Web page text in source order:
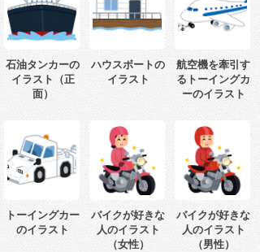
石油タンカーの
イラスト（正
面）
ハウスボートの
イラスト
航空機を牽引す
るトーイングカ
ーのイラスト
トーイングカー
のイラスト
バイクが好きな
人のイラスト
（女性）
バイクが好きな
人のイラスト
（男性）